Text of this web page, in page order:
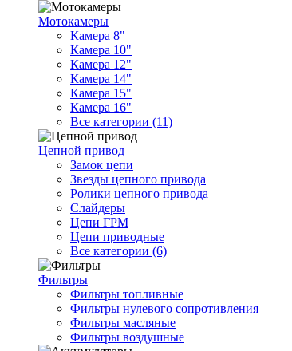
Мотокамеры
Камера 8"
Камера 10"
Камера 12"
Камера 14"
Камера 15"
Камера 16"
Все категории (11)
Цепной привод
Замок цепи
Звезды цепного привода
Ролики цепного привода
Слайдеры
Цепи ГРМ
Цепи приводные
Все категории (6)
Фильтры
Фильтры топливные
Фильтры нулевого сопротивления
Фильтры масляные
Фильтры воздушные